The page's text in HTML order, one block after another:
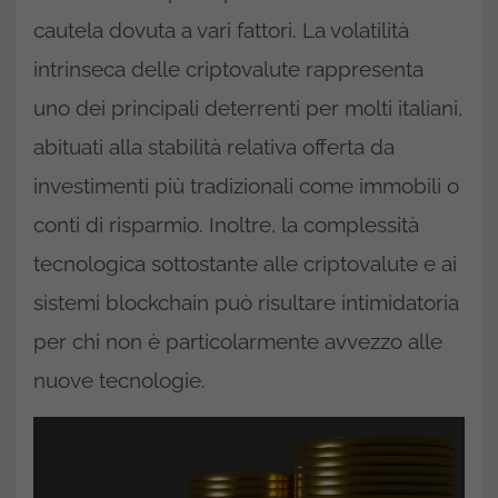
cautela dovuta a vari fattori. La volatilità
intrinseca delle criptovalute rappresenta
uno dei principali deterrenti per molti italiani,
abituati alla stabilità relativa offerta da
investimenti più tradizionali come immobili o
conti di risparmio. Inoltre, la complessità
tecnologica sottostante alle criptovalute e ai
sistemi blockchain può risultare intimidatoria
per chi non è particolarmente avvezzo alle
nuove tecnologie.